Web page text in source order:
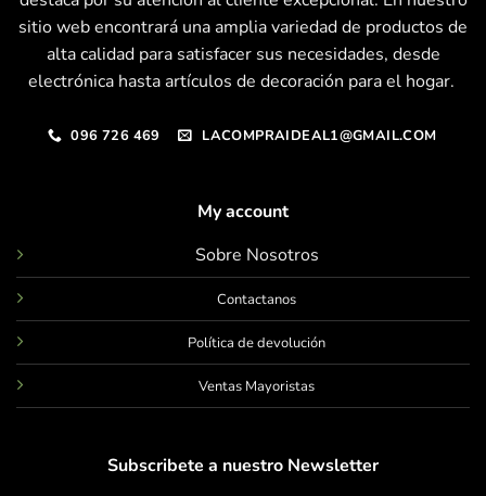
sitio web encontrará una amplia variedad de productos de
alta calidad para satisfacer sus necesidades, desde
electrónica hasta artículos de decoración para el hogar.
096 726 469 LACOMPRAIDEAL1@GMAIL.COM
My account
Sobre Nosotros
Contactanos
Política de devolución
Ventas Mayoristas
Subscribete a nuestro Newsletter